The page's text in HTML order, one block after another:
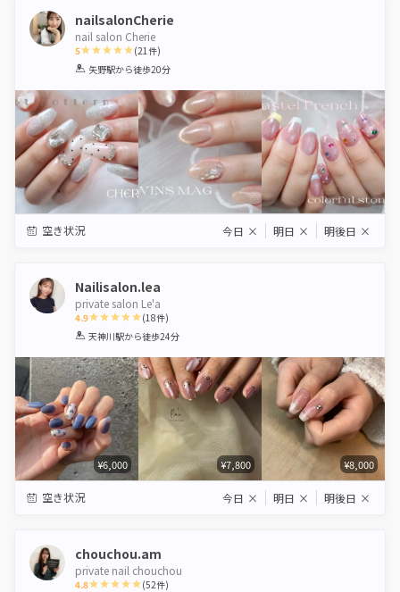
nailsalonCherie
nail salon Cherie
5
1 2 3 4 5
(21件)
矢野駅から徒歩20分
空き状況 今日 × 明日 × 明後日 ×
Nailisalon.lea
private salon Le'a
4.9
1 2 3 4 5
(18件)
天神川駅から徒歩24分
¥6,000 ¥7,800 ¥8,000
空き状況 今日 × 明日 × 明後日 ×
chouchou.am
private nail chouchou
4.8 (52件)